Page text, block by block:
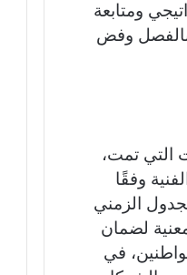
ومتابعة
بالفصل وفض
التي تمت،
وفقًا
الزمني
لضمان
في